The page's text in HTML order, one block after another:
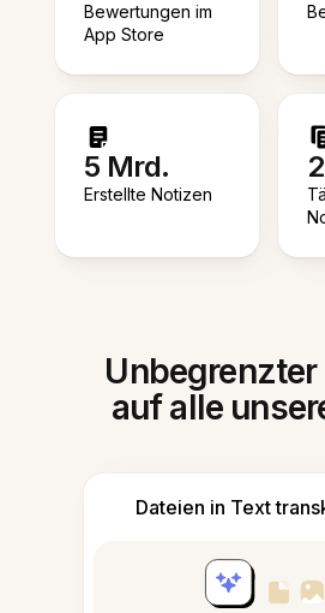
Bewertungen im
App Store
5 Mrd.
Erstellte Notizen
auf alle
Dateien in Text